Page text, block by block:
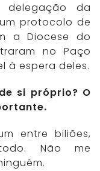
da
protocolo de
a Diocese do
no Paço
à espera deles.
si próprio? O
entre biliões,
Não me